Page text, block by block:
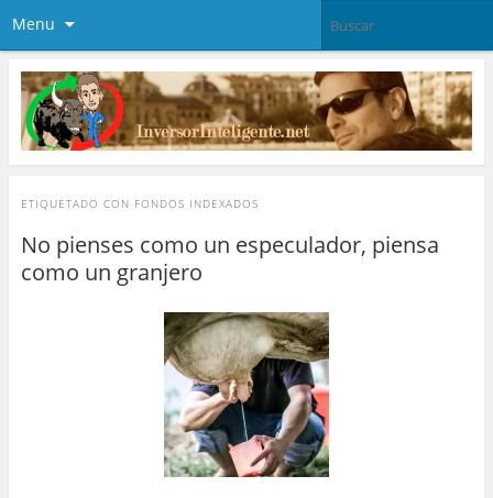
Menu
ETIQUETADO CON FONDOS INDEXADOS
No pienses como un especulador, piensa
como un granjero